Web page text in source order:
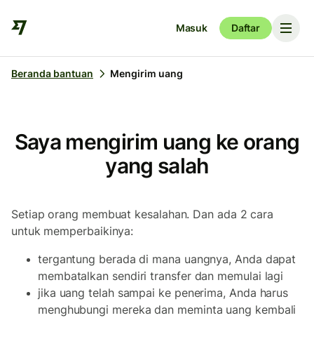
Masuk Daftar
Beranda bantuan Mengirim uang
Saya mengirim uang ke orang
yang salah
Setiap orang membuat kesalahan. Dan ada 2 cara
untuk memperbaikinya:
tergantung berada di mana uangnya, Anda dapat
membatalkan sendiri transfer dan memulai lagi
jika uang telah sampai ke penerima, Anda harus
menghubungi mereka dan meminta uang kembali